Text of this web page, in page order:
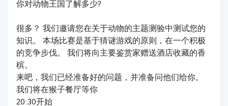
你对动物王国了解多少?
很多？ 我们邀请您在关于动物的主题测验中测试您的
知识。 本场比赛是基于猜谜游戏的原则，在一个积极
的竞争步伐。 我们将向主要鉴赏家赠送酒店收藏的香
槟。
来吧，我们已经准备好的问题，并准备问他们给你。
我们将在猴子餐厅等你
20:30开始